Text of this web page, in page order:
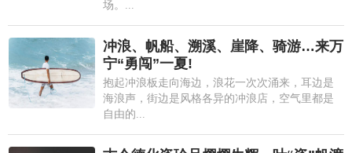
场。...
冲浪、帆船、溯溪、崖降、骑游…来万
宁“勇闯”一夏!
抱起冲浪板走向海边，浪花一次次涌来，耳边是
海浪声，街边是风格各异的冲浪店，空气里都是
自由的...